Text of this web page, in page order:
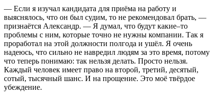
— Если я изучал кандидата для приёма на работу и
выяснялось, что он был судим, то не рекомендовал брать, —
признаётся Александр. — Я думал, что будут какие–то
проблемы с ним, которые точно не нужны компании. Так я
проработал на этой должности полгода и ушёл. Я очень
надеюсь, что сильно не навредил людям за это время, потому
что теперь понимаю: так нельзя делать. Просто нельзя.
Каждый человек имеет право на второй, третий, десятый,
сотый, тысячный шанс. И на прощение. Это моё твёрдое
убеждение.